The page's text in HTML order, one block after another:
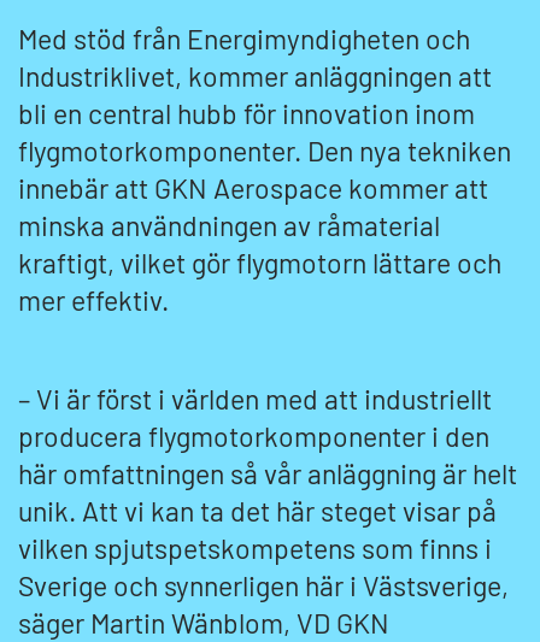
Med stöd från Energimyndigheten och
Industriklivet, kommer anläggningen att
bli en central hubb för innovation inom
flygmotorkomponenter. Den nya tekniken
innebär att GKN Aerospace kommer att
minska användningen av råmaterial
kraftigt, vilket gör flygmotorn lättare och
mer effektiv.
– Vi är först i världen med att industriellt
producera flygmotorkomponenter i den
här omfattningen så vår anläggning är helt
unik. Att vi kan ta det här steget visar på
vilken spjutspetskompetens som finns i
Sverige och synnerligen här i Västsverige,
säger Martin Wänblom, VD GKN